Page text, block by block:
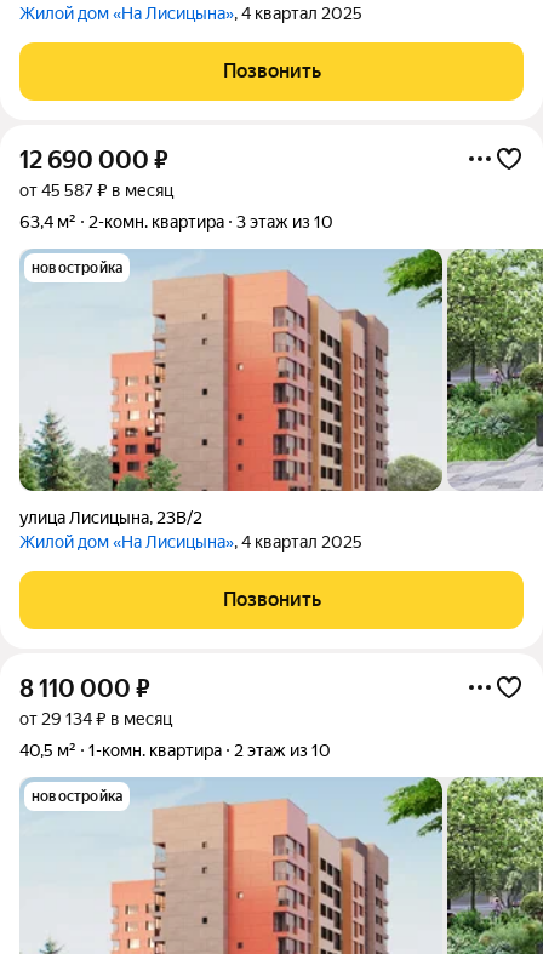
Жилой дом «На Лисицына», 4 квартал 2025
Позвонить
12 690 000 ₽
от 45 587 ₽ в месяц
63,4 м²
2-комн. квартира 3 этаж из 10
новостройка
улица Лисицына, 23В/2
Жилой дом «На Лисицына», 4 квартал 2025
Позвонить
8 110 000 ₽
от 29 134 ₽ в месяц
40,5 м²
1-комн. квартира 2 этаж из 10
новостройка